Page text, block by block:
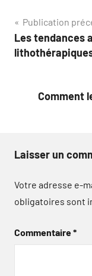
de
Publication
Les tendances
Comment
Laisser un
Votre adresse e-
obligatoires sont
Commentaire*